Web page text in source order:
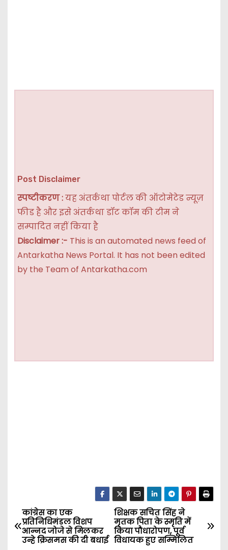
Post Disclaimer
स्पष्टीकरण :यह अंतर्कथा पोर्टल की ऑटोमेटेड न्यूज़
फीड है और इसे अंतर्कथा डॉट कॉम की टीम ने
सम्पादित नहीं किया है
Disclaimer :- This is an automated news feed of
Antarkatha News Portal. It has not been edited
by the Team of Antarkatha.com
P
o
शिक्षक सचित सिंह ने
मृतक पिता के स्मृति में
किया पौधारोपण, पूर्व
विधायक हुए सम्मिलित
कांग्रेस का एक
प्रतिनिधिमंडल विशप
आन्नद जोजे से मिलकर
उन्हे क्रिसमस की दी बधाई